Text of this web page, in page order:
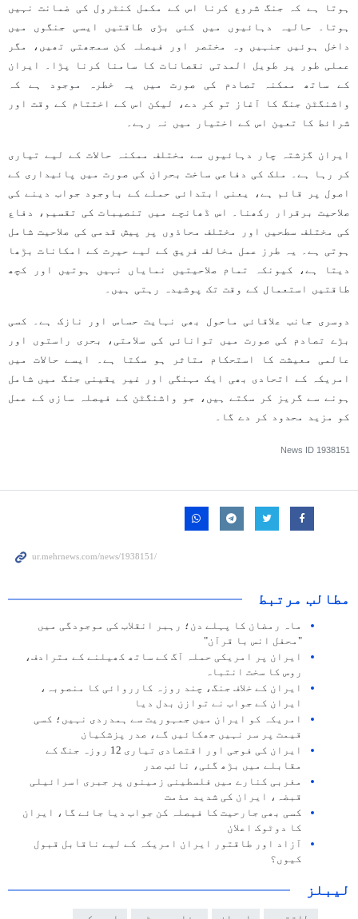
ہوتا ہے کہ جنگ شروع کرنا اس کے مکمل کنٹرول کی ضمانت نہیں
ہوتا۔ حالیہ دہائیوں میں کئی بڑی طاقتیں ایسی جنگوں میں
داخل ہوئیں جنہیں وہ مختصر اور فیصلہ کن سمجھتی تھیں، مگر
عملی طور پر طویل المدتی نقصانات کا سامنا کرنا پڑا۔ ایران
کے ساتھ ممکنہ تصادم کی صورت میں یہ خطرہ موجود ہے کہ
واشنگٹن جنگ کا آغاز تو کر دے، لیکن اس کے اختتام کے وقت اور
شرائط کا تعین اس کے اختیار میں نہ رہے۔
ایران گزشتہ چار دہائیوں سے مختلف ممکنہ حالات کے لیے تیاری
کر رہا ہے۔ ملک کی دفاعی ساخت بحران کی صورت میں پائیداری کے
اصول پر قائم ہے، یعنی ابتدائی حملے کے باوجود جواب دینے کی
صلاحیت برقرار رکھنا۔ اس ڈھانچے میں تنصیبات کی تقسیم، دفاع
کی مختلف سطحیں اور مختلف محاذوں پر پیش قدمی کی صلاحیت شامل
ہوتی ہے۔ یہ طرز عمل مخالف فریق کے لیے حیرت کے امکانات بڑھا
دیتا ہے، کیونکہ تمام صلاحیتیں نمایاں نہیں ہوتیں اور کچھ
طاقتیں استعمال کے وقت تک پوشیدہ رہتی ہیں۔
دوسری جانب علاقائی ماحول بھی نہایت حساس اور نازک ہے۔ کسی
بڑے تصادم کی صورت میں توانائی کی سلامتی، بحری راستوں اور
عالمی معیشت کا استحکام متاثر ہو سکتا ہے۔ ایسے حالات میں
امریکہ کے اتحادی بھی ایک مہنگی اور غیر یقینی جنگ میں شامل
ہونے سے گریز کر سکتے ہیں، جو واشنگٹن کے فیصلہ سازی کے عمل
کو مزید محدود کر دے گا۔
News ID 1938151
مطالب مرتبط
ماہ رمضان کا پہلے دن؛ رہبر انقلاب کی موجودگی میں
"محفل انس با قرآن"
ایران پر امریکی حملہ آگ کے ساتھ کھیلنے کے مترادف،
روس کا سخت انتباہ
ایران کے خلاف جنگ، چند روزہ کارروائی کا منصوبہ،
ایران کے جواب نے توازن بدل دیا
امریکہ کو ایران میں جمہوریت سے ہمدردی نہیں؛ کسی
قیمت پر سر نہیں جھکائیں گے، صدر پزشکیان
ایران کی فوجی اور اقتصادی تیاری 12 روزہ جنگ کے
مقابلے میں بڑھ گئی، نائب صدر
مغربی کنارے میں فلسطینی زمینوں پر جبری اسرائیلی
قبضہ، ایران کی شدید مذمت
کسی بھی جارحیت کا فیصلہ کن جواب دیا جائے گا، ایران
کا دوٹوک اعلان
آزاد اور طاقتور ایران امریکہ کے لیے ناقابل قبول
کیوں؟
لیبلز